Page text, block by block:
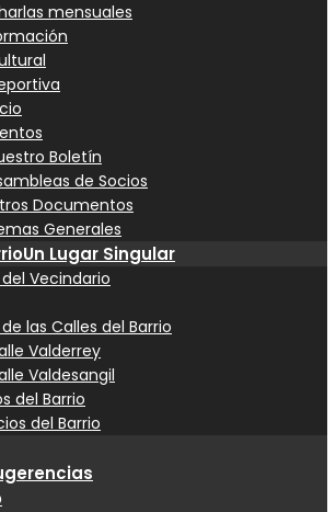
mensuales
Boletín
de Socios
Documentos
Generales
Un Lugar Singular
Vecindario
las Calles del Barrio
Valderrey
Valdesangil
del Barrio
del Barrio